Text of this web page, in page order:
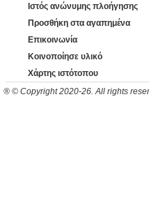
Ιστός ανώνυμης πλοήγησης
Προσθήκη στα αγαπημένα
Επικοινωνία
Κοινοποίησε υλικό
Χάρτης ιστότοπου
® © Copyright 2020-26. All rights